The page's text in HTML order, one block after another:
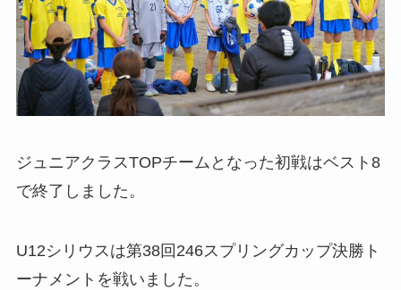
ジュニアクラスTOPチームとなった初戦はベスト8
で終了しました。
U12シリウスは第38回246スプリングカップ決勝ト
ーナメントを戦いました。